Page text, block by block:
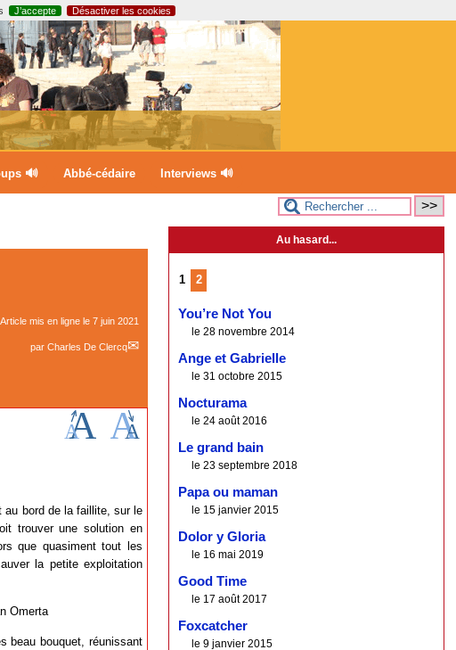
J’accepte Désactiver les cookies
🔊 Abbé-cédaire Interviews 🔊
Article mis en ligne le 7 juin 2021
par Charles De Clercq
au bord de la faillite, sur le
trouver une solution en
que quasiment tout les
la petite exploitation
Omerta
beau bouquet, réunissant
Au hasard...
1 2
You’re Not You
le 28 novembre 2014
Ange et Gabrielle
le 31 octobre 2015
Nocturama
le 24 août 2016
Le grand bain
le 23 septembre 2018
Papa ou maman
le 15 janvier 2015
Dolor y Gloria
le 16 mai 2019
Good Time
le 17 août 2017
Foxcatcher
le 9 janvier 2015